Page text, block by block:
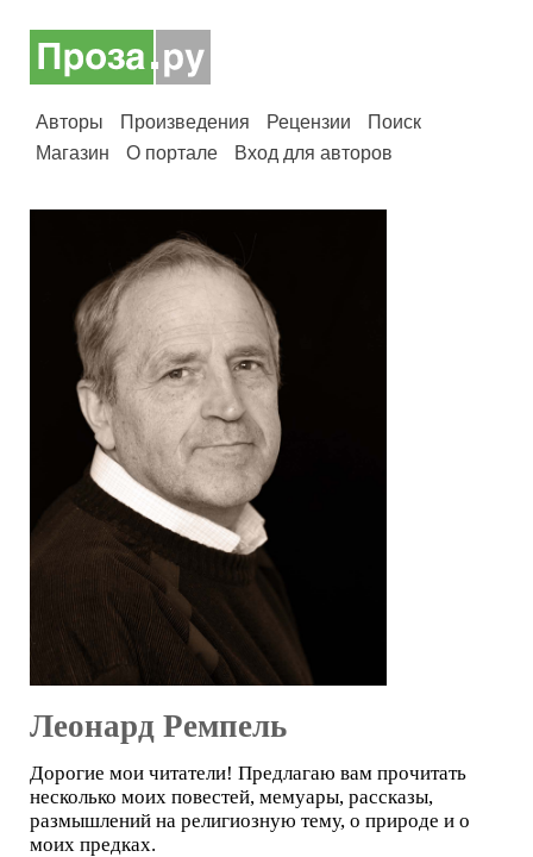
Авторы Произведения Рецензии
Поиск
Магазин
О портале Вход для авторов
Леонард Ремпель
Дорогие мои читатели! Предлагаю вам прочитать
несколько моих повестей, мемуары, рассказы,
размышлений на религиозную тему, о природе и о
моих предках.